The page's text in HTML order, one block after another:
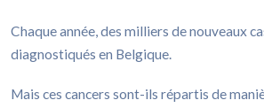
Chaque année, des milliers de nouveaux
diagnostiqués en Belgique.
Mais ces cancers sont-ils répartis de